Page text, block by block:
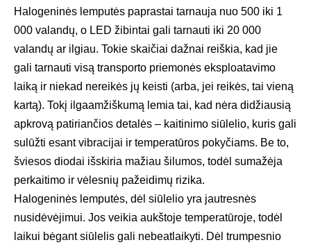
Halogeninės lemputės paprastai tarnauja nuo 500 iki 1
000 valandų, o LED žibintai gali tarnauti iki 20 000
valandų ar ilgiau. Tokie skaičiai dažnai reiškia, kad jie
gali tarnauti visą transporto priemonės eksploatavimo
laiką ir niekad nereikės jų keisti (arba, jei reikės, tai vieną
kartą). Tokį ilgaamžiškumą lemia tai, kad nėra didžiausią
apkrovą patiriančios detalės – kaitinimo siūlelio, kuris gali
sulūžti esant vibracijai ir temperatūros pokyčiams. Be to,
šviesos diodai išskiria mažiau šilumos, todėl sumažėja
perkaitimo ir vėlesnių pažeidimų rizika.
Halogeninės lemputės, dėl siūlelio yra jautresnės
nusidėvėjimui. Jos veikia aukštoje temperatūroje, todėl
laikui bėgant siūlelis gali nebeatlaikyti. Dėl trumpesnio